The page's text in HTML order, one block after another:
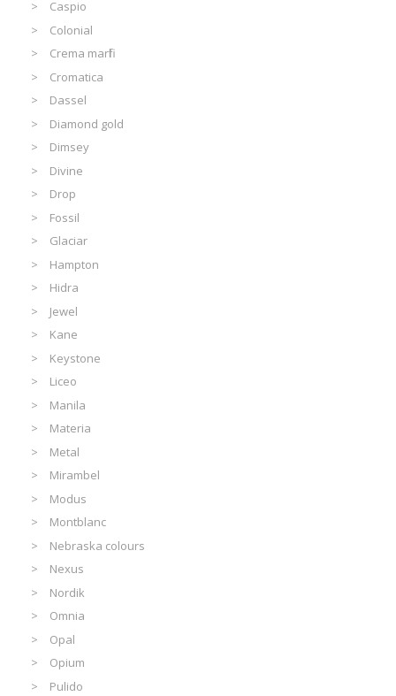
Caspio
Colonial
Crema marfil
Cromatica
Dassel
Diamond gold
Dimsey
Divine
Drop
Fossil
Glaciar
Hampton
Hidra
Jewel
Kane
Keystone
Liceo
Manila
Materia
Metal
Mirambel
Modus
Montblanc
Nebraska colours
Nexus
Nordik
Omnia
Opal
Opium
Pulido